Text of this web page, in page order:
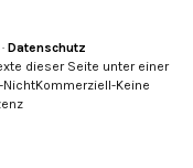
· Datenschutz
dieser Seite unter einer
Keine